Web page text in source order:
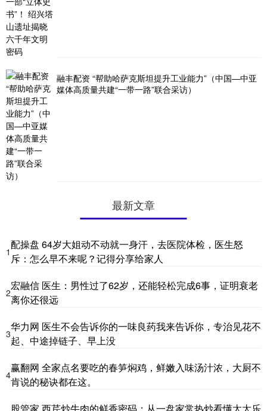
融丰配资 “帮助哈萨克斯坦提升工业能力”（中国—中亚
媒体高质量共建“一带一路”联合采访）
最新文章
1
配操盘 64岁大姐动不动就一身汗，去医院体检，医生怒
斥：怎么早不来呢？记得分享给家人
2
宏融信 医生：男性过了62岁，还能轻松完成6事，证明衰老
离你还很远
3
华力网 医生不会告诉你的一味良药我来告诉你，专治见花不
起、中途掉链子、早上没
4
赢翻网 全家点名要吃的春笋焖鸡，鲜嫩入味汤汁浓，大厨不
肯说的秘诀都在这。